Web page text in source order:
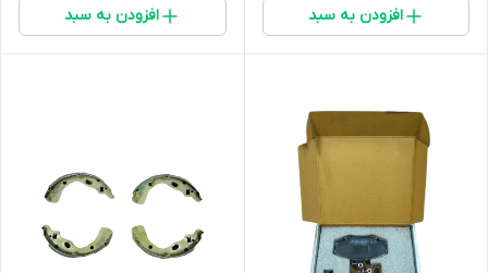
افزودن به سبد افزودن به سبد